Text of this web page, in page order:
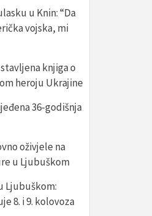
u Knin: “Da
vojska, mi
knjiga o
heroju Ukrajine
36-godišnja
oživjele na
u Ljubuškom
Ljubuškom:
8. i 9. kolovoza